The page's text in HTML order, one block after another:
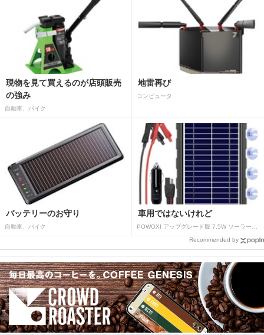
現物を見て買えるのが店頭販売
の強み
自動車、バイク
地雷再び
コンピュータ
バッテリーのお守り
自動車、バイク
車用ではないけれど
POWOXI アップグレード版 7.5W ソーラーバッテリートリクルチャージャーメンテナー 12V ポータブル防水ソーラーパネル トリクル充電キット 車、自動車、オートバイ、ボート、マリン、RV、トレーラー、スノーモービルなど用
Recommended by